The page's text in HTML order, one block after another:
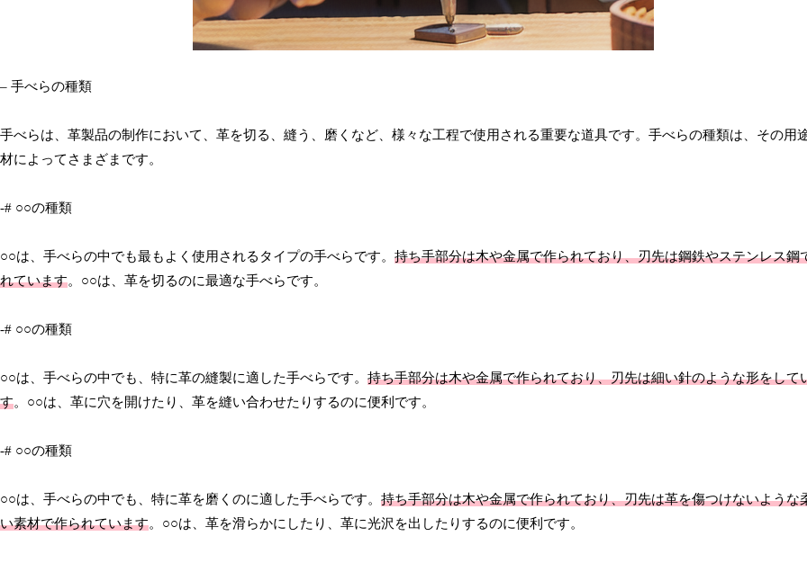
– 手べらの種類
手べらは、革製品の制作において、革を切る、縫う、磨くなど、様々な工程で使用される重要な道具です。手べらの種類は、その用
材によってさまざまです。
-# ○○の種類
○○は、手べらの中でも最もよく使用されるタイプの手べらです。 持ち手部分は木や金属で作られており、刃先は鋼鉄やステンレス鋼
れています。○○は、革を切るのに最適な手べらです。
-# ○○の種類
○○は、手べらの中でも、特に革の縫製に適した手べらです。 持ち手部分は木や金属で作られており、刃先は細い針のような形をして
す。○○は、革に穴を開けたり、革を縫い合わせたりするのに便利です。
-# ○○の種類
○○は、手べらの中でも、特に革を磨くのに適した手べらです。 持ち手部分は木や金属で作られており、刃先は革を傷つけないような
い素材で作られています。○○は、革を滑らかにしたり、革に光沢を出したりするのに便利です。